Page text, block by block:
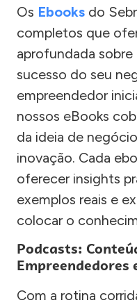
Os Ebooks do
completos que
aprofundada sobre
sucesso do seu
empreendedor
nossos eBooks
da ideia de
inovação. Cada
oferecer insights
exemplos reais e
colocar o
Podcasts:
Empreendedores
Com a rotina